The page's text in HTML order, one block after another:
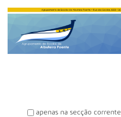
P
apenas na secção corrente